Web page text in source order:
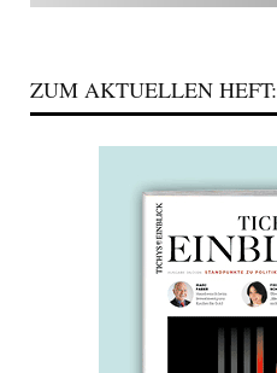
ZUM AKTUELLEN HEFT: